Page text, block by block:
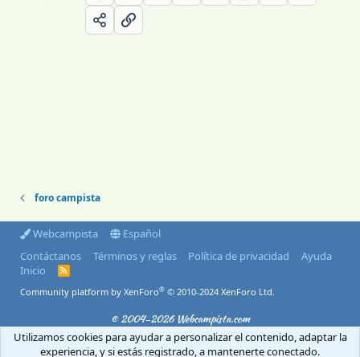
foro campista
Webcampista
Español
Contáctanos
Términos y reglas Política de privacidad
Ayuda
Inicio
R
S
Community platform by XenForo® © 2010-2024 XenForo Ltd.
© 2004-2026 Webcampista.com
Envíanos un email
Menú profesionales
Utilizamos cookies para ayudar a personalizar el contenido, adaptar la
experiencia, y si estás registrado, a mantenerte conectado.